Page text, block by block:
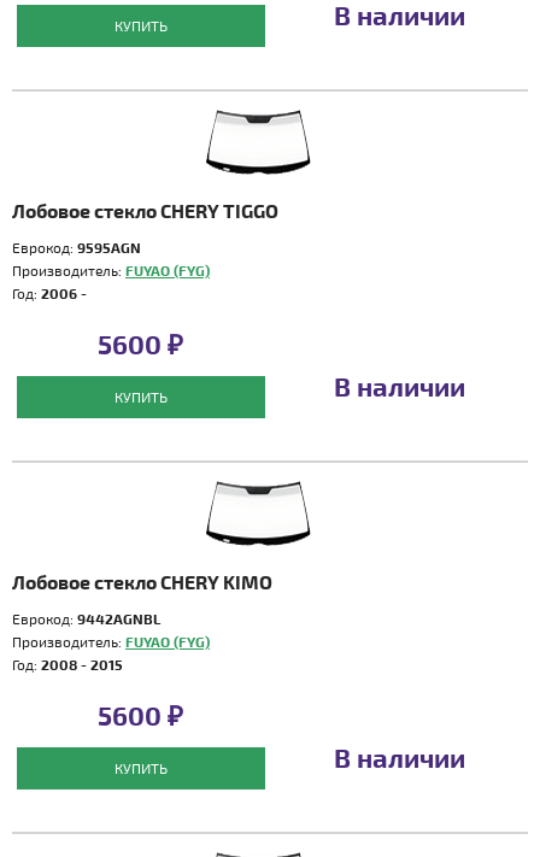
КУПИТЬ В наличии
Лобовое стекло CHERY TIGGO
Еврокод: 9595AGN
Производитель: FUYAO (FYG)
Год: 2006 -
5600 ₽
КУПИТЬ В наличии
Лобовое стекло CHERY KIMO
Еврокод: 9442AGNBL
Производитель: FUYAO (FYG)
Год: 2008 - 2015
5600 ₽
КУПИТЬ В наличии